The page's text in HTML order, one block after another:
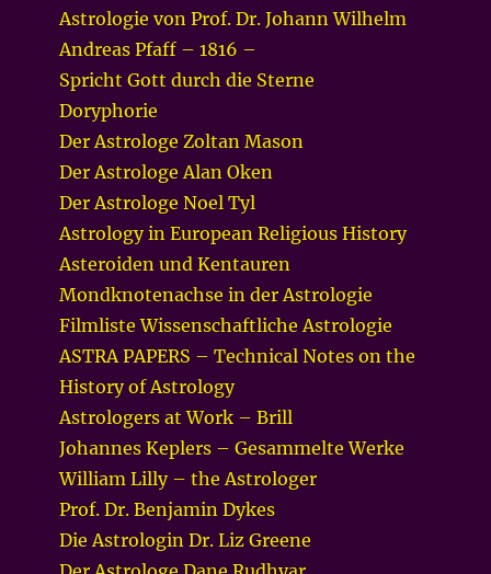
Astrologie von Prof. Dr. Johann Wilhelm
Andreas Pfaff – 1816 –
Spricht Gott durch die Sterne
Doryphorie
Der Astrologe Zoltan Mason
Der Astrologe Alan Oken
Der Astrologe Noel Tyl
Astrology in European Religious History
Asteroiden und Kentauren
Mondknotenachse in der Astrologie
Filmliste Wissenschaftliche Astrologie
ASTRA PAPERS – Technical Notes on the
History of Astrology
Astrologers at Work – Brill
Johannes Keplers – Gesammelte Werke
William Lilly – the Astrologer
Prof. Dr. Benjamin Dykes
Die Astrologin Dr. Liz Greene